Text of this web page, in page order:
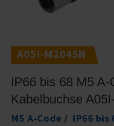
A05I-M204SN
IP66 bis 68 M5
Kabelbuchse
M5 A-Code IP66 bis